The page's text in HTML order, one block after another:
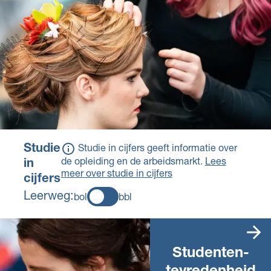
Studie
in
cijfers
Studie in cijfers geeft informatie over
de opleiding en de arbeidsmarkt. Lees
meer over studie in cijfers
Leerweg: bol bbl
Studenten­